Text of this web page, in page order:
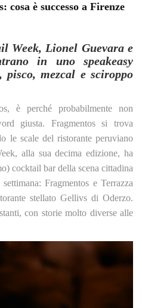
cosa è successo a Firenze
Week, Lionel Guevara e
in uno speakeasy
mezcal e sciroppo
è perché probabilmente non
giusta. Fragmentos si trova
le scale del ristorante peruviano
alla sua decima edizione, ha
cocktail bar della scena cittadina
Fragmentos e Terrazza
stellato Gellivs di Oderzo.
con storie molto diverse alle